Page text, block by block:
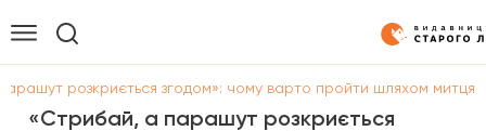
розкриється згодом»: чому варто пройти шляхом митця
«Стрибай, а парашут розкриється